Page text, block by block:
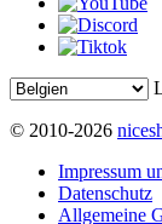
© 2010-2026
Impressum
Datenschutz
Allgemeine